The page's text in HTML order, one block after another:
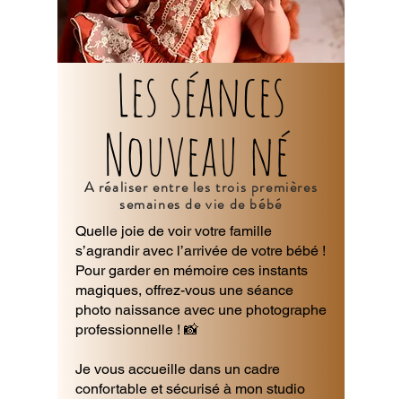
Les séances
Nouveau né
A réaliser entre les trois premières
semaines de vie de bébé
Quelle joie de voir votre famille
s’agrandir avec l’arrivée de votre bébé !
Pour garder en mémoire ces instants
magiques, offrez-vous une séance
photo naissance avec une photographe
professionnelle ! 📸
Je vous accueille dans un cadre
confortable et sécurisé à mon studio